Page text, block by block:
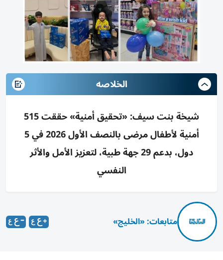
الخلاصه
شيخة بنت سيف: «تحقيق أمنية» حققت 515
أمنية لأطفال مرضى بالنصف الأول 2026 في 5
دول، بدعم 29 جهة طبية، لتعزيز الأمل والأثر
النفسي
متابعات: «الخليج»